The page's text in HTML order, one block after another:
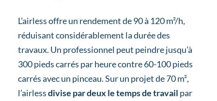
L’airless offre un rendement de 90 à 120 m²/h,
réduisant considérablement la durée des
travaux. Un professionnel peut peindre jusqu’à
300 pieds carrés par heure contre 60-100 pieds
carrés avec un pinceau. Sur un projet de 70 m²,
l’airlessdivise par deux le temps de travail par